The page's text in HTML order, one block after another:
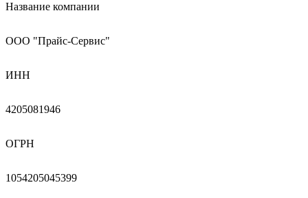
Название компании
ООО "Прайс-Сервис"
ИНН
4205081946
ОГРН
1054205045399